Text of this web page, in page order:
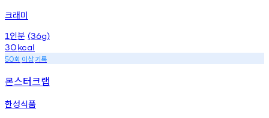
크래미
1 인분 (36g)
30kcal
50회 이상기록
몬스터크랩
한성식품